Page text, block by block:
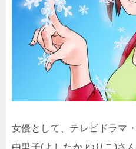
女優として、テレビドラマ
由里子(よしたか ゆりこ)さん